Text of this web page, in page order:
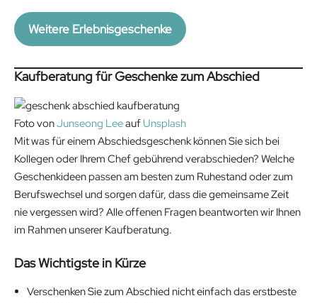
Weitere Erlebnisgeschenke
Kaufberatung für Geschenke zum Abschied
Foto vonJunseong Leeauf Unsplash
Mit was für einem Abschiedsgeschenk können Sie sich bei
Kollegen oder Ihrem Chef gebührend verabschieden? Welche
Geschenkideen passen am besten zum Ruhestand oder zum
Berufswechsel und sorgen dafür, dass die gemeinsame Zeit
nie vergessen wird? Alle offenen Fragen beantworten wir Ihnen
im Rahmen unserer Kaufberatung.
Das Wichtigste in Kürze
Verschenken Sie zum Abschied nicht einfach das erstbeste